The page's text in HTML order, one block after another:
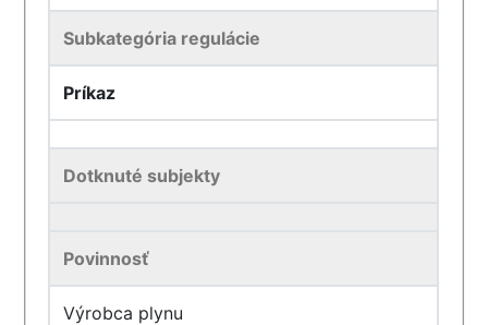
Subkategória regulácie
Príkaz
Dotknuté subjekty
Povinnosť
Výrobca plynu